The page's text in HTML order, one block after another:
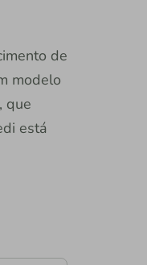
de
modelo
que
está